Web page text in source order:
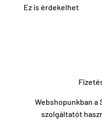
Webshopunkban a
szolgáltatót